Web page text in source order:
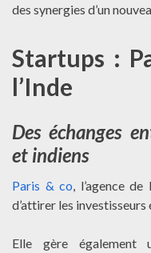
des synergies d’un
Startups :
l’Inde
Des échanges
et indiens
Paris & co , l’agence
d’attirer les
Elle gère également